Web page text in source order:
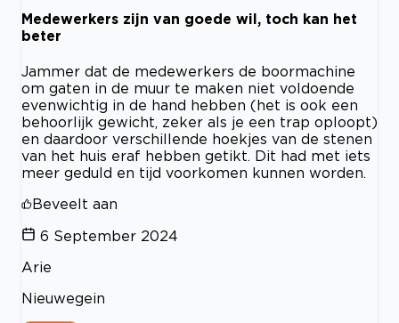
Medewerkers zijn van goede wil, toch kan het
beter
Jammer dat de medewerkers de boormachine
om gaten in de muur te maken niet voldoende
evenwichtig in de hand hebben (het is ook een
behoorlijk gewicht, zeker als je een trap oploopt)
en daardoor verschillende hoekjes van de stenen
van het huis eraf hebben getikt. Dit had met iets
meer geduld en tijd voorkomen kunnen worden.
Beveelt aan
6 September 2024
Arie
Nieuwegein